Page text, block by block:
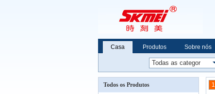
Casa Produtos Sobre nós
Todos os Produtos 1